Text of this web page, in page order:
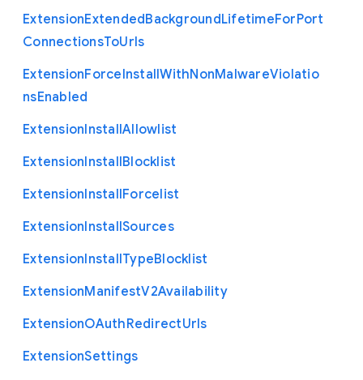
ExtensionExtendedBackgroundLifetimeForPort
ConnectionsToUrls
ExtensionForceInstallWithNonMalwareViolatio
nsEnabled
ExtensionInstallAllowlist
ExtensionInstallBlocklist
ExtensionInstallForcelist
ExtensionInstallSources
ExtensionInstallTypeBlocklist
ExtensionManifestV2Availability
ExtensionOAuthRedirectUrls
ExtensionSettings